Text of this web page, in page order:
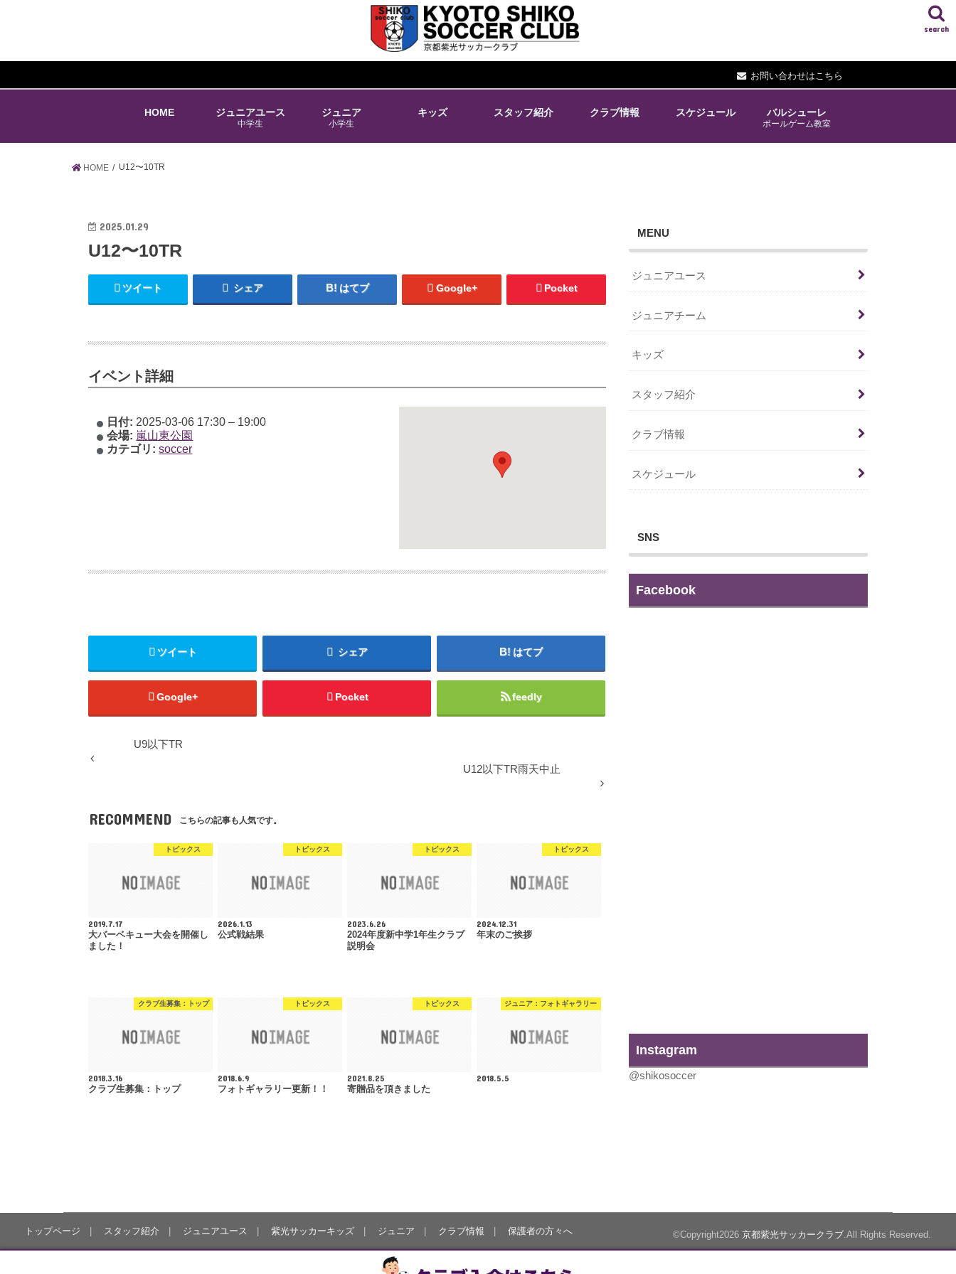
お問い合わせはこちら
search
HOME ジュニアユース
中学生
ジュニア
小学生
キッズ スタッフ紹介 クラブ情報 スケジュール バルシューレ
ボールゲーム教室
HOME U12〜10TR
2025.01.29
U12〜10TR
ツイート シェア はてブ Google+ Pocket
イベント詳細
日付: 2025-03-06 17:30 – 19:00
会場: 嵐山東公園
カテゴリ: soccer
ツイート シェア はてブ
Google+ Pocket feedly
U9以下TR
U12以下TR雨天中止
RECOMMEND こちらの記事も人気です。
トピックス
2019.7.17
大バーベキュー大会を開催し
ました！
トピックス
2026.1.13
公式戦結果
トピックス
2023.6.26
2024年度新中学1年生クラブ
説明会
トピックス
2024.12.31
年末のご挨拶
クラブ生募集：トップ
2018.3.16
クラブ生募集：トップ
トピックス
2018.6.9
フォトギャラリー更新！！
トピックス
2021.8.25
寄贈品を頂きました
ジュニア：フォトギャラリー
2018.5.5
MENU
ジュニアユース
ジュニアチーム
キッズ
スタッフ紹介
クラブ情報
スケジュール
SNS
Facebook
Instagram
@shikosoccer
トップページ スタッフ紹介 ジュニアユース 紫光サッカーキッズ ジュニア クラブ情報 保護者の方々へ ©Copyright2026 京都紫光サッカークラブ .All Rights Reserved.